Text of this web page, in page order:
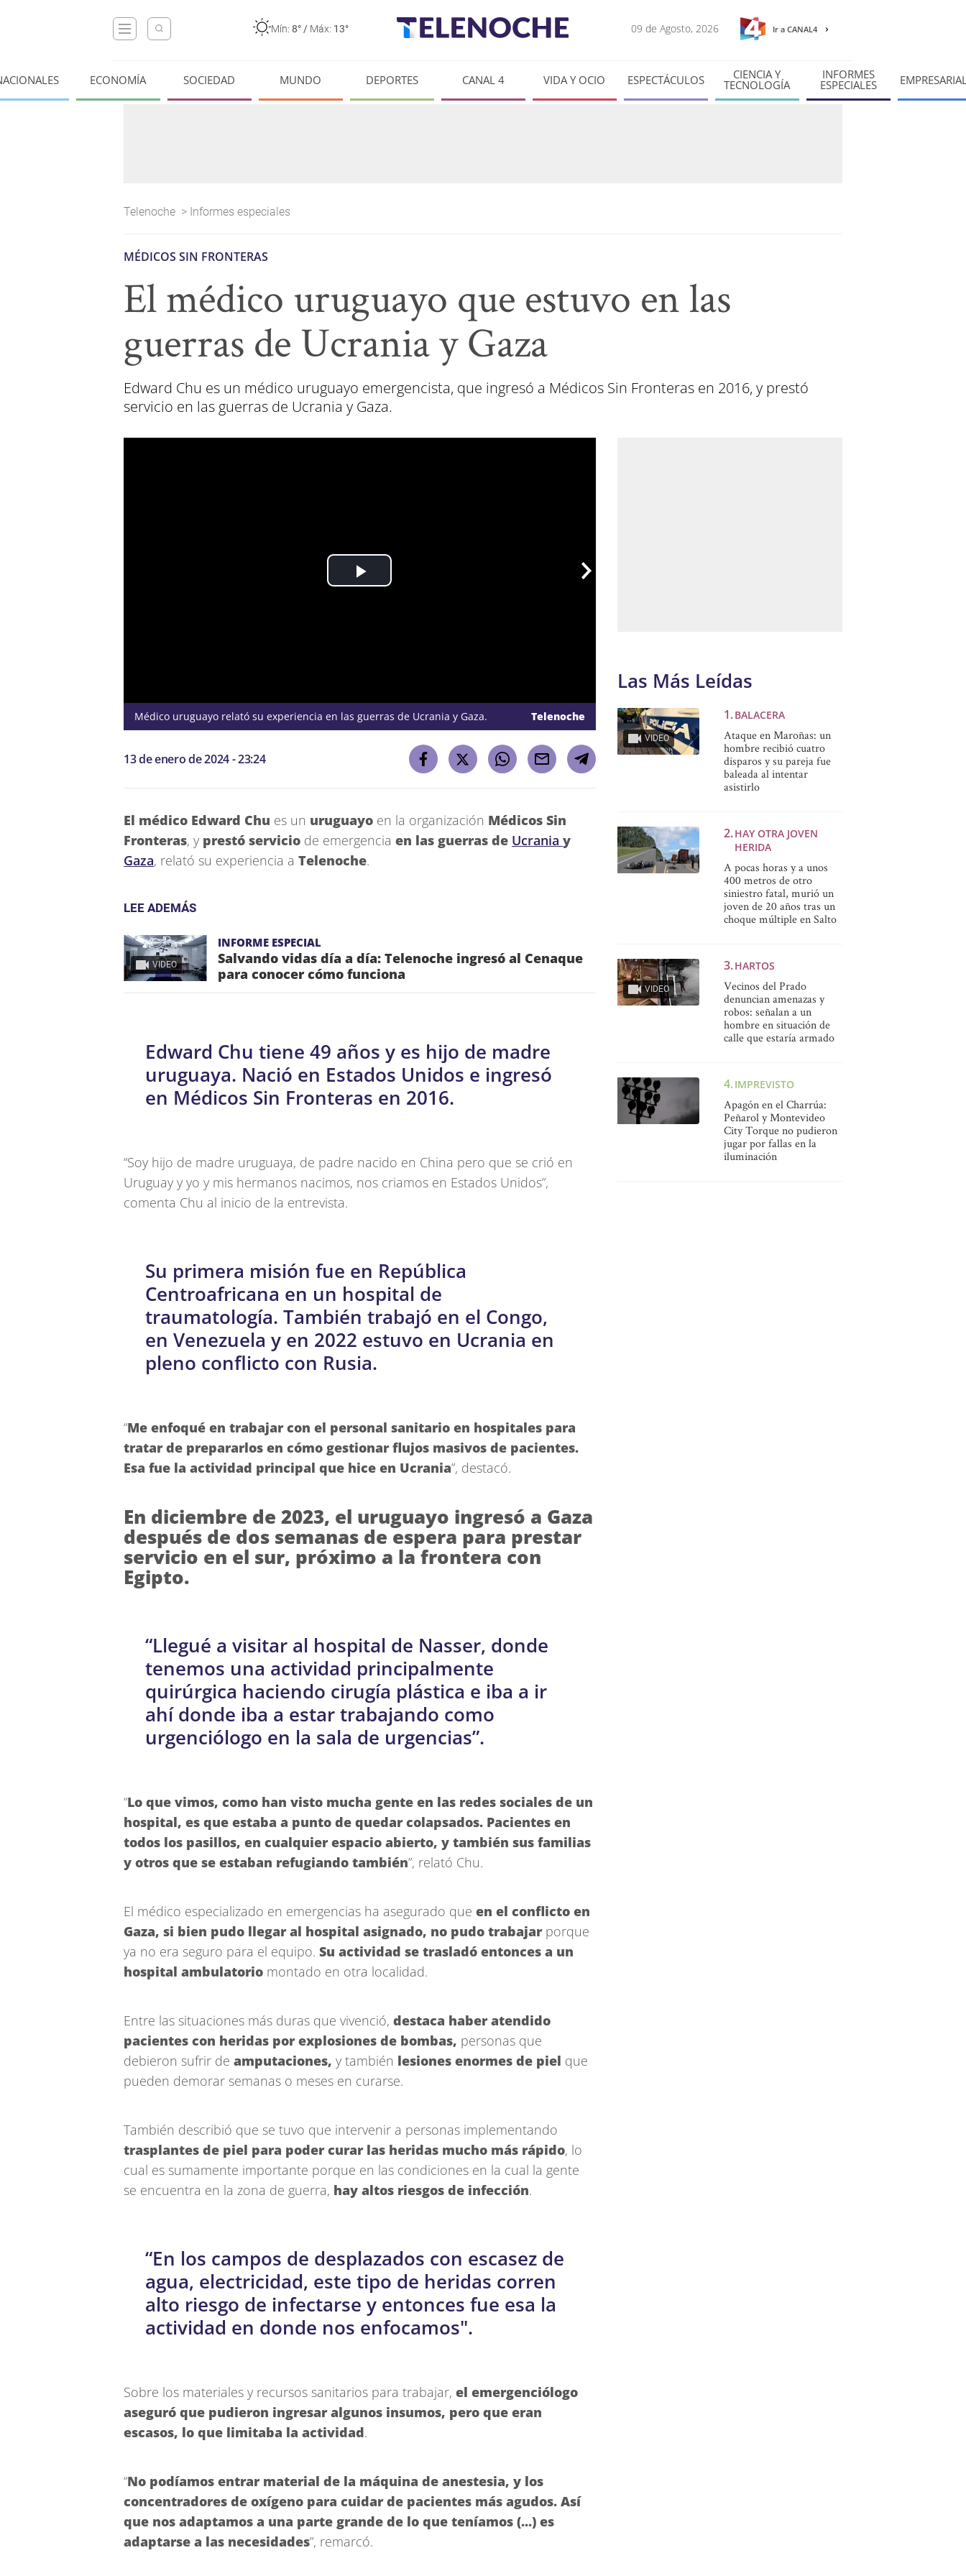
Mín: 8° / Máx: 13° 09 de Agosto, 2026 Ir a CANAL4
ECONOMÍA SOCIEDAD MUNDO DEPORTES CANAL 4 VIDA Y OCIO ESPECTÁCULOS CIENCIA Y
TECNOLOGÍA
INFORMES
ESPECIALES
Telenoche > Informes especiales
MÉDICOS SIN FRONTERAS
El médico uruguayo que estuvo en las
guerras de Ucrania y Gaza
Edward Chu es un médico uruguayo emergencista, que ingresó a Médicos Sin Fronteras en 2016, y prestó
servicio en las guerras de Ucrania y Gaza.
Play
Médico uruguayo relató su experiencia en las guerras de Ucrania y Gaza. Telenoche
13 de enero de 2024 - 23:24
El médico Edward Chu es un uruguayo en la organización Médicos Sin
Fronteras, y prestó servicio de emergencia en las guerras de Ucrania y
Gaza, relató su experiencia a Telenoche.
LEE ADEMÁS
VIDEO
INFORME ESPECIAL
Salvando vidas día a día: Telenoche ingresó al Cenaque
para conocer cómo funciona
Edward Chu tiene 49 años y es hijo de madre
uruguaya. Nació en Estados Unidos e ingresó
en Médicos Sin Fronteras en 2016.
“Soy hijo de madre uruguaya, de padre nacido en China pero que se crió en
Uruguay y yo y mis hermanos nacimos, nos criamos en Estados Unidos”,
comenta Chu al inicio de la entrevista.
Su primera misión fue en República
Centroafricana en un hospital de
traumatología. También trabajó en el Congo,
en Venezuela y en 2022 estuvo en Ucrania en
pleno conflicto con Rusia.
“Me enfoqué en trabajar con el personal sanitario en hospitales para
tratar de prepararlos en cómo gestionar flujos masivos de pacientes.
Esa fue la actividad principal que hice en Ucrania”, destacó.
En diciembre de 2023, el uruguayo ingresó a Gaza
después de dos semanas de espera para prestar
servicio en el sur, próximo a la frontera con
Egipto.
“Llegué a visitar al hospital de Nasser, donde
tenemos una actividad principalmente
quirúrgica haciendo cirugía plástica e iba a ir
ahí donde iba a estar trabajando como
urgenciólogo en la sala de urgencias”.
“Lo que vimos, como han visto mucha gente en las redes sociales de un
hospital, es que estaba a punto de quedar colapsados. Pacientes en
todos los pasillos, en cualquier espacio abierto, y también sus familias
y otros que se estaban refugiando también”, relató Chu.
El médico especializado en emergencias ha asegurado que en el conflicto en
Gaza, si bien pudo llegar al hospital asignado, no pudo trabajar porque
ya no era seguro para el equipo. Su actividad se trasladó entonces a un
hospital ambulatorio montado en otra localidad.
Entre las situaciones más duras que vivenció, destaca haber atendido
pacientes con heridas por explosiones de bombas, personas que
debieron sufrir de amputaciones, y también lesiones enormes de piel que
pueden demorar semanas o meses en curarse.
También describió que se tuvo que intervenir a personas implementando
trasplantes de piel para poder curar las heridas mucho más rápido, lo
cual es sumamente importante porque en las condiciones en la cual la gente
se encuentra en la zona de guerra, hay altos riesgos de infección.
“En los campos de desplazados con escasez de
agua, electricidad, este tipo de heridas corren
alto riesgo de infectarse y entonces fue esa la
actividad en donde nos enfocamos".
Sobre los materiales y recursos sanitarios para trabajar, el emergenciólogo
aseguró que pudieron ingresar algunos insumos, pero que eran
escasos, lo que limitaba la actividad.
“No podíamos entrar material de la máquina de anestesia, y los
concentradores de oxígeno para cuidar de pacientes más agudos. Así
que nos adaptamos a una parte grande de lo que teníamos (...) es
adaptarse a las necesidades”, remarcó.
Las Más Leídas
VIDEO
BALACERA
Ataque en Maroñas: un
hombre recibió cuatro
disparos y su pareja fue
baleada al intentar
asistirlo
HAY OTRA JOVEN
HERIDA
A pocas horas y a unos
400 metros de otro
siniestro fatal, murió un
joven de 20 años tras un
choque múltiple en Salto
VIDEO
HARTOS
Vecinos del Prado
denuncian amenazas y
robos: señalan a un
hombre en situación de
calle que estaría armado
IMPREVISTO
Apagón en el Charrúa:
Peñarol y Montevideo
City Torque no pudieron
jugar por fallas en la
iluminación